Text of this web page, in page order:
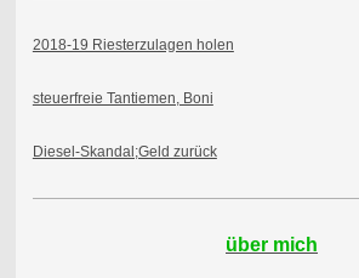
2018-19 Riesterzulagen holen
steuerfreie Tantiemen, Boni
Diesel-Skandal;Geld zurück
über mich